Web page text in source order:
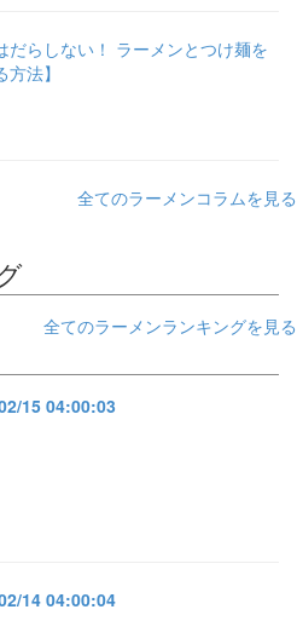
だらしない！ ラーメンとつけ麺を
法】
全てのラーメンコラムを見る
全てのラーメンランキングを見る
15 04:00:03
14 04:00:04